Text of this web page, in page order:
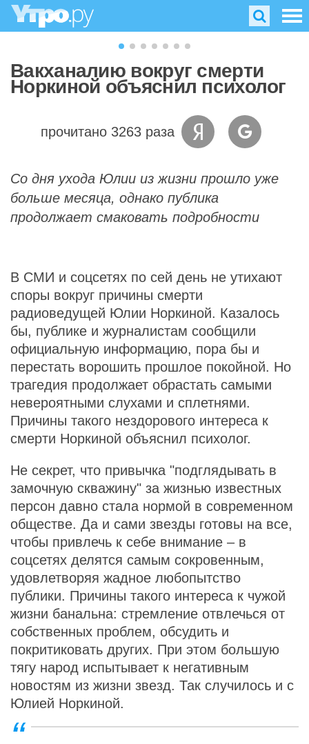
Вакханалию вокруг смерти
Норкиной объяснил психолог
прочитано 3263 раза
Со дня ухода Юлии из жизни прошло уже
больше месяца, однако публика
продолжает смаковать подробности
В СМИ и соцсетях по сей день не утихают
споры вокруг причины смерти
радиоведущей Юлии Норкиной. Казалось
бы, публике и журналистам сообщили
официальную информацию, пора бы и
перестать ворошить прошлое покойной. Но
трагедия продолжает обрастать самыми
невероятными слухами и сплетнями.
Причины такого нездорового интереса к
смерти Норкиной объяснил психолог.
Не секрет, что привычка "подглядывать в
замочную скважину" за жизнью известных
персон давно стала нормой в современном
обществе. Да и сами звезды готовы на все,
чтобы привлечь к себе внимание – в
соцсетях делятся самым сокровенным,
удовлетворяя жадное любопытство
публики. Причины такого интереса к чужой
жизни банальна: стремление отвлечься от
собственных проблем, обсудить и
покритиковать других. При этом большую
тягу народ испытывает к негативным
новостям из жизни звезд. Так случилось и с
Юлией Норкиной.